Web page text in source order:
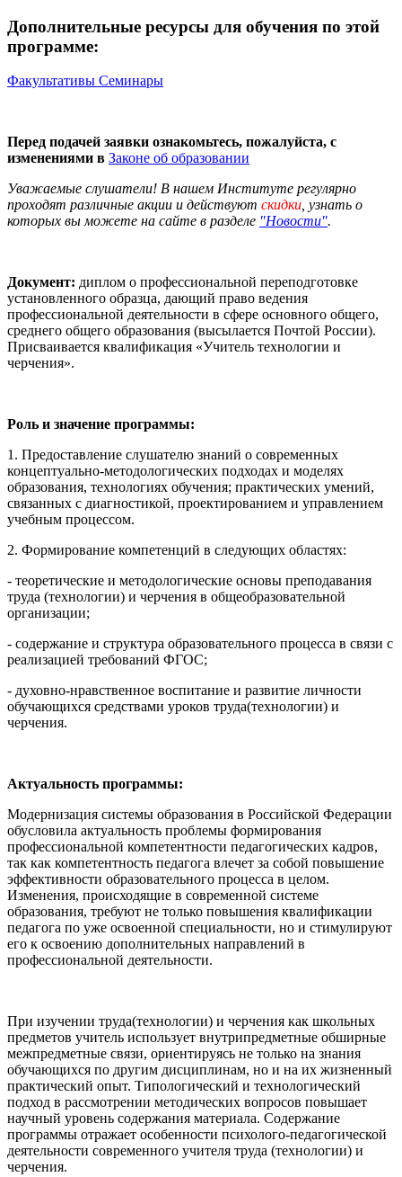
Дополнительные ресурсы для обучения по этой
программе:
Факультативы Семинары
Перед подачей заявки ознакомьтесь, пожалуйста, с
изменениями в Законе об образовании
Уважаемые слушатели! В нашем Институте регулярно
проходят различные акции и действуют скидки , узнать о
которых вы можете на сайте в разделе "Новости".
Документ: диплом о профессиональной переподготовке
установленного образца, дающий право ведения
профессиональной деятельности в сфере основного общего,
среднего общего образования (высылается Почтой России).
Присваивается квалификация «Учитель технологии и
черчения».
Роль и значение программы:
1. Предоставление слушателю знаний о современных
концептуально-методологических подходах и моделях
образования, технологиях обучения; практических умений,
связанных с диагностикой, проектированием и управлением
учебным процессом.
2. Формирование компетенций в следующих областях:
- теоретические и методологические основы преподавания
труда (технологии) и черчения в общеобразовательной
организации;
- содержание и структура образовательного процесса в связи с
реализацией требований ФГОС;
- духовно-нравственное воспитание и развитие личности
обучающихся средствами уроков труда(технологии) и
черчения.
Актуальность программы:
Модернизация системы образования в Российской Федерации
обусловила актуальность проблемы формирования
профессиональной компетентности педагогических кадров,
так как компетентность педагога влечет за собой повышение
эффективности образовательного процесса в целом.
Изменения, происходящие в современной системе
образования, требуют не только повышения квалификации
педагога по уже освоенной специальности, но и стимулируют
его к освоению дополнительных направлений в
профессиональной деятельности.
При изучении труда(технологии) и черчения как школьных
предметов учитель использует внутрипредметные обширные
межпредметные связи, ориентируясь не только на знания
обучающихся по другим дисциплинам, но и на их жизненный
практический опыт. Типологический и технологический
подход в рассмотрении методических вопросов повышает
научный уровень содержания материала. Содержание
программы отражает особенности психолого-педагогической
деятельности современного учителя труда (технологии) и
черчения.